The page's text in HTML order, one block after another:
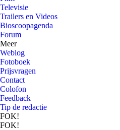
Televisie
Trailers en Videos
Bioscoopagenda
Forum
Meer
Weblog
Fotoboek
Prijsvragen
Contact
Colofon
Feedback
Tip de redactie
FOK!
FOK!